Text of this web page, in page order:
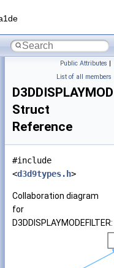
Public Attributes |
List of all members
Struct
Reference
#include
<d3d9types.h>
Collaboration diagram
for
D3DDISPLAYMODEFILTER: